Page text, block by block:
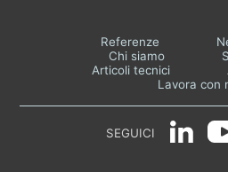
Referenze
Chi siamo
Articoli tecnici
Lavora con
SEGUICI